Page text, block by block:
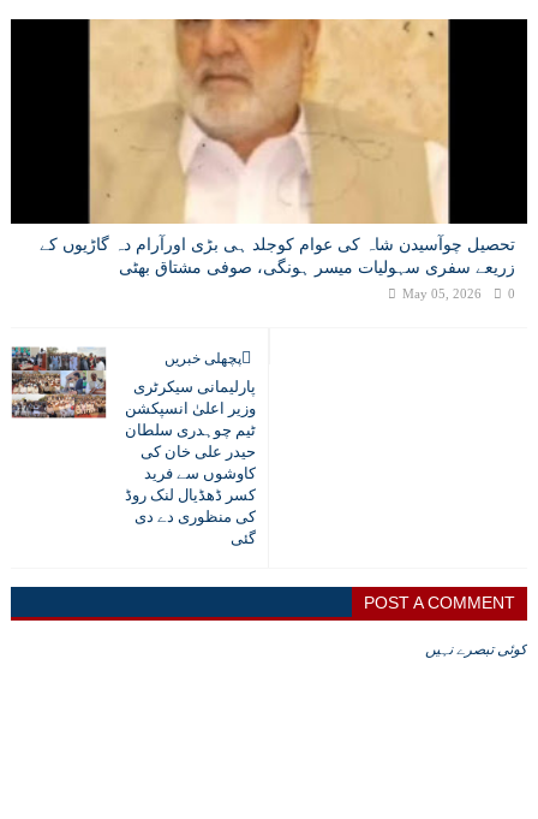
تحصیل چوآسیدن شاہ کی عوام کوجلد ہی بڑی اورآرام دہ گاڑیوں کے
زریعے سفری سہولیات میسر ہونگی، صوفی مشتاق بھٹی
May 05, 2026 0
پچھلی خبریں
پارلیمانی سیکرٹری
وزیر اعلیٰ انسپکشن
ٹیم چوہدری سلطان
حیدر علی خان کی
کاوشوں سے فرید
کسر ڈھڈیال لنک روڈ
کی منظوری دے دی
گئی
POST A COMMENT
کوئی تبصرے نہیں